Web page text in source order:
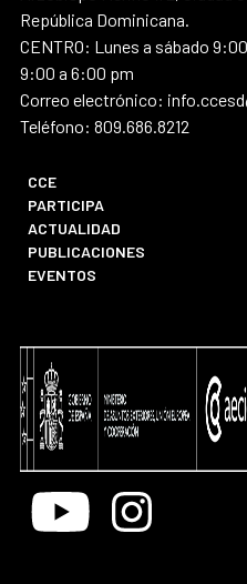
República Dominicana.
CENTRO: Lunes a sábado
9:00 a 6:00 pm
Correo electrónico:
Teléfono: 809.686.8212
CCE
PARTICIPA
ACTUALIDAD
PUBLICACIONES
EVENTOS
Youtube Instagram